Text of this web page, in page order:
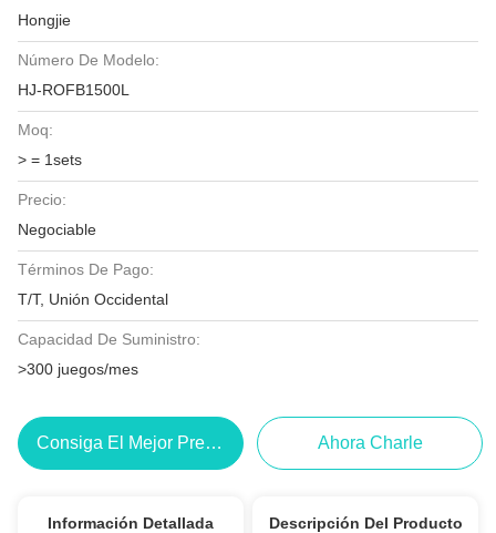
Hongjie
Número De Modelo:
HJ-ROFB1500L
Moq:
> = 1sets
Precio:
Negociable
Términos De Pago:
T/T, Unión Occidental
Capacidad De Suministro:
>300 juegos/mes
Consiga El Mejor Precio Ahora Charle
Información Detallada Descripción Del Producto